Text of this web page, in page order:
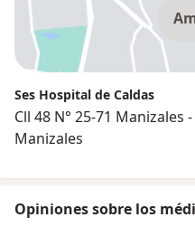
Ses Hospital de Caldas
Cll 48 N° 25-71 Manizales
Manizales
Opiniones sobre los